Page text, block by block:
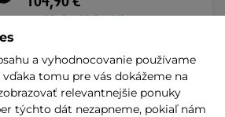
Výmena veľkosti zadarmo
na sklade – 10.8. u Vás
Detail
Vyhrievané moto a lyžiarske
a vyhodnocovanie používame
tomu pre vás dokážeme na
relevantnejšie ponuky
týchto dát nezapneme, pokiaľ nám